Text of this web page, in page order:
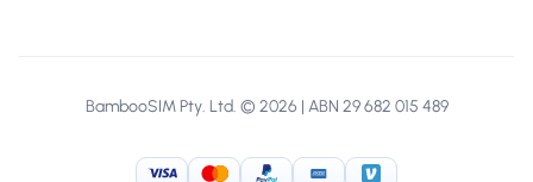
BambooSIM Pty. Ltd. © 2026 | ABN 29 682 015 489
Visa MasterCard
PayPal American Express
Venmo